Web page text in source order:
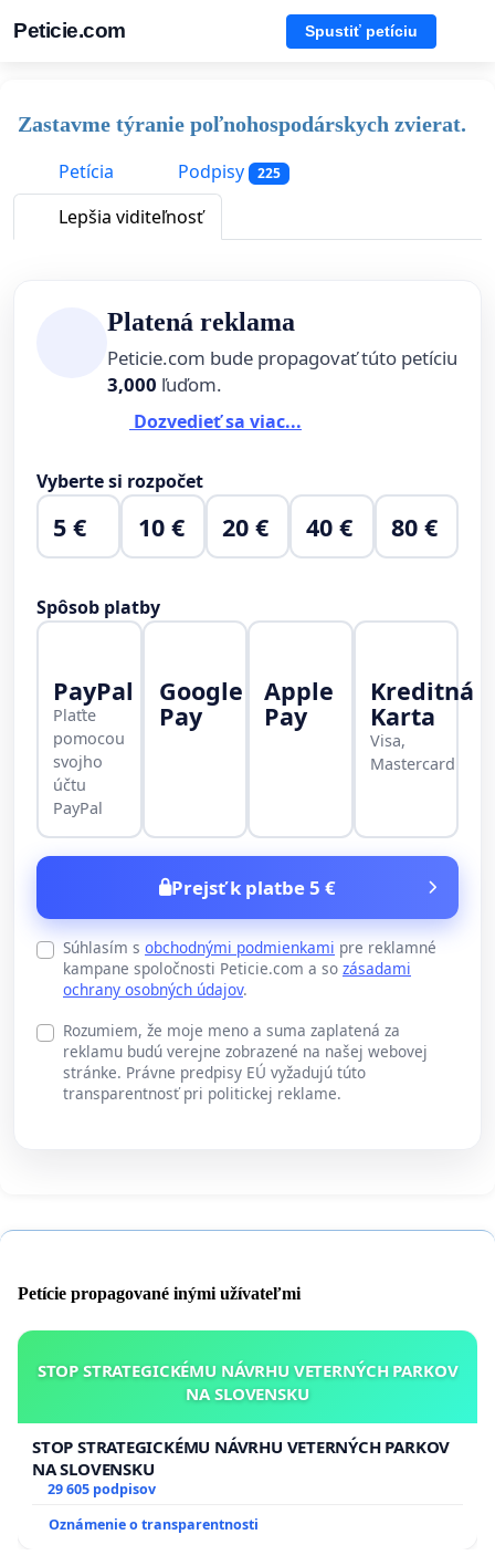
Peticie.com Spustiť petíciu
Zastavme týranie poľnohospodárskych zvierat.
Petícia
Podpisy 225
Lepšia viditeľnosť
Platená reklama
Peticie.com bude propagovať túto petíciu
3,000 ľuďom.
Dozvedieť sa viac...
Vyberte si rozpočet
5 € 10 € 20 € 40 € 80 €
Spôsob platby
PayPal
Plaťte
pomocou
svojho
účtu
PayPal
Google
Pay
Apple
Pay
Kreditná
Karta
Visa,
Mastercard
Prejsť k platbe 5 €
Súhlasím s obchodnými podmienkami pre reklamné
kampane spoločnosti Peticie.com a so zásadami
ochrany osobných údajov.
Rozumiem, že moje meno a suma zaplatená za
reklamu budú verejne zobrazené na našej webovej
stránke. Právne predpisy EÚ vyžadujú túto
transparentnosť pri politickej reklame.
Petície propagované inými užívateľmi
STOP STRATEGICKÉMU NÁVRHU VETERNÝCH PARKOV
NA SLOVENSKU
STOP STRATEGICKÉMU NÁVRHU VETERNÝCH PARKOV
NA SLOVENSKU
29 605 podpisov
Oznámenie o transparentnosti